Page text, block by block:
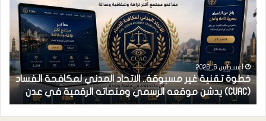
أغسطس 6, 2026
خطوة تقنية غير مسبوقة.. الاتحاد المدني لمكافحة الفساد
(CUAC) يدشن موقعه الرسمي ومنصاته الرقمية في عدن